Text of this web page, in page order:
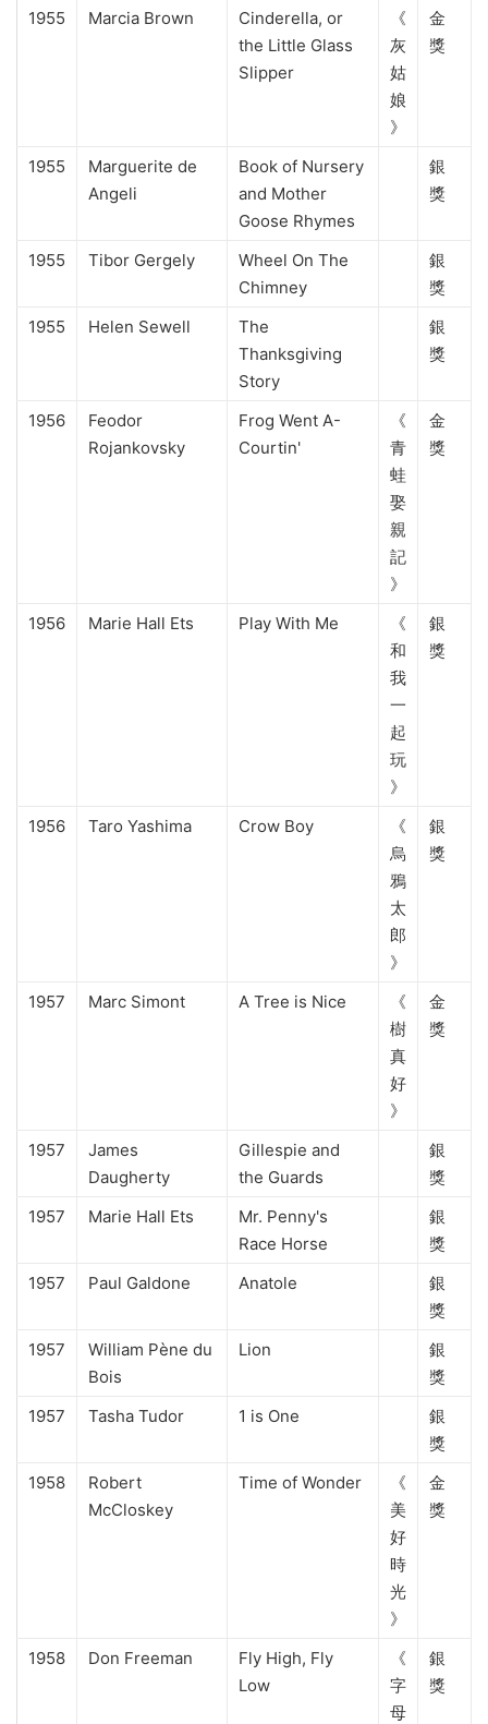
1955 Marcia Brown
Cinderella, or
the Little Glass
Slipper
《
灰
姑
娘
》
金
獎
1955
Marguerite de
Angeli
Book of Nursery
and Mother
Goose Rhymes
銀
獎
1955 Tibor Gergely
Wheel On The
Chimney
銀
獎
1955
Helen Sewell
The
Thanksgiving
Story
銀
獎
1956
Feodor
Rojankovsky
Frog Went A-
Courtin'
《
青
蛙
娶
親
記
》
金
獎
1956 Marie Hall Ets Play With Me
《
和
我
一
起
玩
》
銀
獎
1956 Taro Yashima Crow Boy
《
烏
鴉
太
郎
》
銀
獎
1957 Marc Simont A Tree is Nice
《
樹
真
好
》
金
獎
1957
James
Daugherty
Gillespie and
the Guards
銀
獎
1957
Marie Hall Ets
Mr. Penny's
Race Horse
銀
獎
1957
Paul Galdone Anatole
銀
獎
1957
William Pène du
Bois
Lion
銀
獎
1957
Tasha Tudor 1 is One
銀
獎
1958
Robert
McCloskey
Time of Wonder
《
美
好
時
光
》
金
獎
1958 Don Freeman
Fly High, Fly
Low
《
字
母
銀
獎